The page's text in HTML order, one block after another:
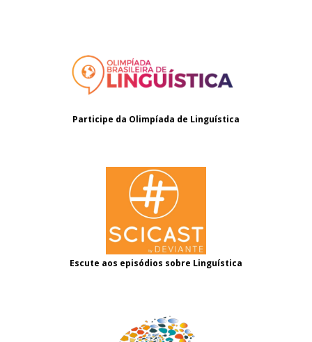
Participe da Olimpíada de Linguística
Escute aos episódios sobre Linguística